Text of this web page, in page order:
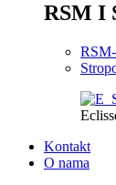
RSM I
RSM-
Kontakt
O nama